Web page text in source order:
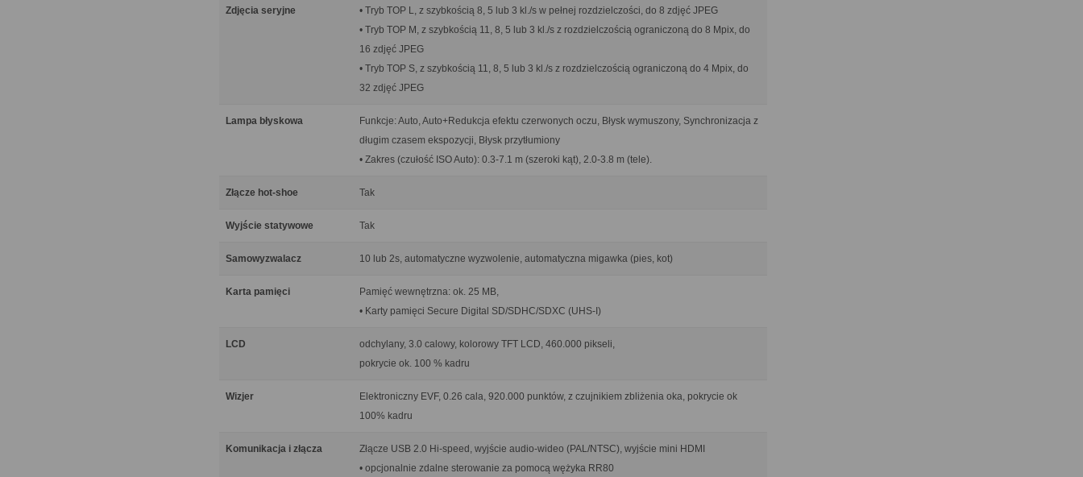
Zdjęcia seryjne
• Tryb TOP L, z szybkością 8, 5 lub 3 kl./s w pełnej rozdzielczości, do 8 zdjęć JPEG
• Tryb TOP M, z szybkością 11, 8, 5 lub 3 kl./s z rozdzielczością ograniczoną do 8 Mpix, do
16 zdjęć JPEG
• Tryb TOP S, z szybkością 11, 8, 5 lub 3 kl./s z rozdzielczością ograniczoną do 4 Mpix, do
32 zdjęć JPEG
Lampa błyskowa
Funkcje: Auto, Auto+Redukcja efektu czerwonych oczu, Błysk wymuszony, Synchronizacja z
długim czasem ekspozycji, Błysk przytłumiony
• Zakres (czułość ISO Auto): 0.3-7.1 m (szeroki kąt), 2.0-3.8 m (tele).
Złącze hot-shoe Tak
Wyjście statywowe Tak
Samowyzwalacz 10 lub 2s, automatyczne wyzwolenie, automatyczna migawka (pies, kot)
Karta pamięci
Pamięć wewnętrzna: ok. 25 MB,
• Karty pamięci Secure Digital SD/SDHC/SDXC (UHS-I)
LCD
odchylany, 3.0 calowy, kolorowy TFT LCD, 460.000 pikseli,
pokrycie ok. 100 % kadru
Wizjer
Elektroniczny EVF, 0.26 cala, 920.000 punktów, z czujnikiem zbliżenia oka, pokrycie ok
100% kadru
Komunikacja i złącza
Złącze USB 2.0 Hi-speed, wyjście audio-wideo (PAL/NTSC), wyjście mini HDMI
• opcjonalnie zdalne sterowanie za pomocą wężyka RR80